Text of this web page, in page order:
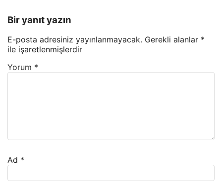
Bir yanıt yazın
E-posta adresiniz yayınlanmayacak. Gerekli alanlar *
ile işaretlenmişlerdir
Yorum *
Ad *